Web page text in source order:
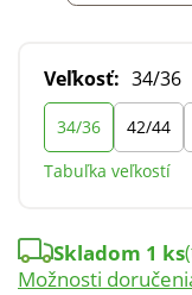
Veľkosť: 34/36
34/36 42/44
Tabuľka veľkostí
Skladom 1 ks
Možnosti